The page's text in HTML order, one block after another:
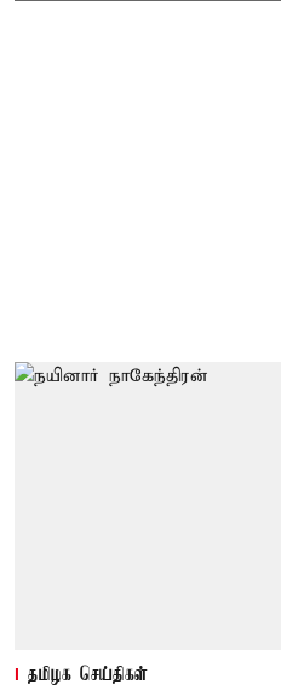
தமிழக செய்திகள்